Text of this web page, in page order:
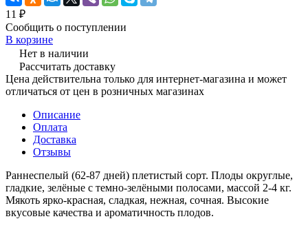
11 ₽
Сообщить о поступлении
В корзине
Нет в наличии
Рассчитать доставку
Цена действительна только для интернет-магазина и может
отличаться от цен в розничных магазинах
Описание
Оплата
Доставка
Отзывы
Раннеспелый (62-87 дней) плетистый сорт. Плоды округлые,
гладкие, зелёные с темно-зелёными полосами, массой 2-4 кг.
Мякоть ярко-красная, сладкая, нежная, сочная. Высокие
вкусовые качества и ароматичность плодов.